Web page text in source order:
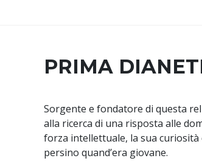
PRIMA
Sorgente e fondatore di questa
alla ricerca di una risposta alle
forza intellettuale, la sua
persino quand’era giovane.